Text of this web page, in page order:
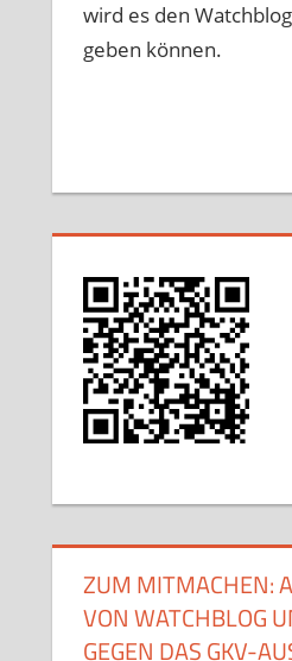
wird es den
geben können.
ZUM MITMACHEN:
VON WATCHBLOG
GEGEN DAS GKV-